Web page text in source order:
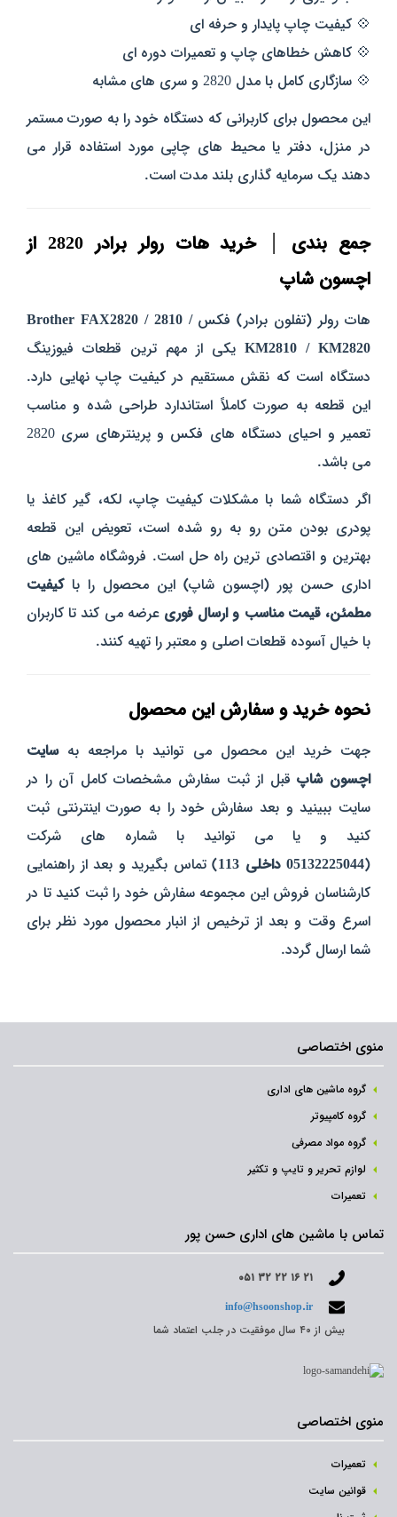
💠 کیفیت چاپ پایدار و حرفه‌ ای
💠 کاهش خطاهای چاپ و تعمیرات دوره‌ ای
💠 سازگاری کامل با مدل 2820 و سری‌ های مشابه
این محصول برای کاربرانی که دستگاه خود را به‌ صورت مستمر
در منزل، دفتر یا محیط‌ های چاپی مورد استفاده قرار می‌
دهند یک سرمایه‌ گذاری بلند مدت است.
جمع‌ بندی │ خرید هات رولر برادر 2820 از
اچسون شاپ
هات رولر (تفلون برادر) فکسBrother FAX2820 / 2810 /
KM2810 / KM2820 یکی از مهم‌ ترین قطعات فیوزینگ
دستگاه است که نقش مستقیم در کیفیت چاپ نهایی دارد.
این قطعه به‌ صورت کاملاً استاندارد طراحی شده و مناسب
تعمیر و احیای دستگاه‌ های فکس و پرینترهای سری 2820
می‌ باشد.
اگر دستگاه شما با مشکلات کیفیت چاپ، لکه، گیر کاغذ یا
پودری بودن متن رو به‌ رو شده است، تعویض این قطعه
بهترین و اقتصادی‌ ترین راه‌ حل است. فروشگاه ماشین‌ های
اداری حسن‌ پور (اچسون شاپ) این محصول را باکیفیت
مطمئن، قیمت مناسب و ارسال فوری عرضه می‌ کند تا کاربران
با خیال آسوده قطعات اصلی و معتبر را تهیه کنند.
نحوه خرید و سفارش این محصول
جهت خرید این محصول می توانید با مراجعه بهسایت
اچسون شاپقبل از ثبت سفارش مشخصات کامل آن را در
سایت ببینید و بعد سفارش خود را به صورت اینترنتی ثبت
کنید و یا می توانید با شماره های شرکت
(05132225044 داخلی 113
) تماس بگیرید و بعد از راهنمایی
کارشناسان فروش این مجموعه سفارش خود را ثبت کنید تا در
اسرع وقت و بعد از ترخیص از انبار محصول مورد نظر برای
شما ارسال گردد.
منوی اختصاصی
گروه ماشین های اداری
گروه کامپیوتر
گروه مواد مصرفی
لوازم تحریر و تایپ و تکثیر
تعمیرات
تماس با ماشین های اداری حسن پور
۰۵۱ ۳۲ ۲۲ ۱۶ ۲۱
info@hsoonshop.ir
بیش از ۴۰ سال موفقیت در جلب اعتماد شما
منوی اختصاصی
تعمیرات
قوانین سایت